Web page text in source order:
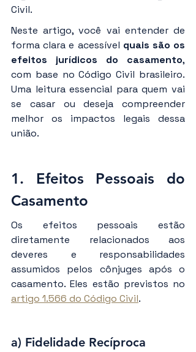
Civil.
Neste artigo, você vai entender de
forma clara e acessível quais são os
efeitos jurídicos do casamento,
com base no Código Civil brasileiro.
Uma leitura essencial para quem vai
se casar ou deseja compreender
melhor os impactos legais dessa
união.
1. Efeitos Pessoais do
Casamento
Os efeitos pessoais estão
diretamente relacionados aos
deveres e responsabilidades
assumidos pelos cônjuges após o
artigo 1.566 do Código Civil.
a) Fidelidade Recíproca